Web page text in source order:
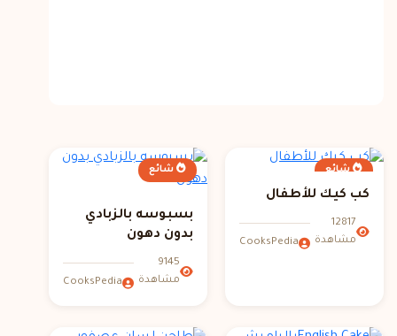
شائع
كب كيك للأطفال
12817
مشاهدة
CooksPedia
شائع
بسبوسه بالزبادي
بدون دهون
9145
مشاهدة
CooksPedia